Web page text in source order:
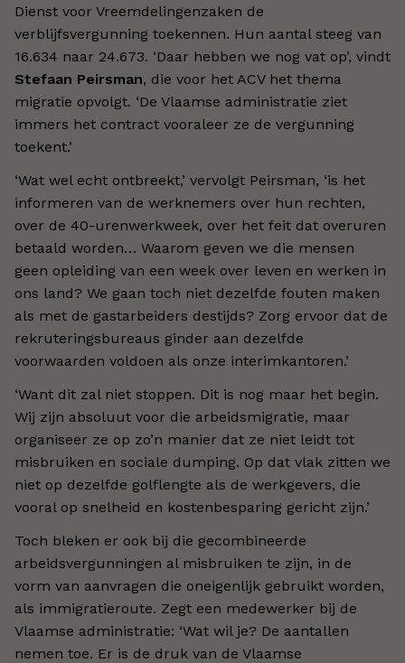
Dienst voor Vreemdelingenzaken de
verblijfsvergunning toekennen. Hun aantal steeg van
16.634 naar 24.673. ‘Daar hebben we nog vat op’, vindt
Stefaan Peirsman, die voor het ACV het thema
migratie opvolgt. ‘De Vlaamse administratie ziet
immers het contract vooraleer ze de vergunning
toekent.’
‘Wat wel echt ontbreekt,’ vervolgt Peirsman, ‘is het
informeren van de werknemers over hun rechten,
over de 40-urenwerkweek, over het feit dat overuren
betaald worden… Waarom geven we die mensen
geen opleiding van een week over leven en werken in
ons land? We gaan toch niet dezelfde fouten maken
als met de gastarbeiders destijds? Zorg ervoor dat de
rekruteringsbureaus ginder aan dezelfde
voorwaarden voldoen als onze interimkantoren.’
‘Want dit zal niet stoppen. Dit is nog maar het begin.
Wij zijn absoluut voor die arbeidsmigratie, maar
organiseer ze op zo’n manier dat ze niet leidt tot
misbruiken en sociale dumping. Op dat vlak zitten we
niet op dezelfde golflengte als de werkgevers, die
vooral op snelheid en kostenbesparing gericht zijn.’
Toch bleken er ook bij die gecombineerde
arbeidsvergunningen al misbruiken te zijn, in de
vorm van aanvragen die oneigenlijk gebruikt worden,
als immigratieroute. Zegt een medewerker bij de
Vlaamse administratie: ‘Wat wil je? De aantallen
nemen toe. Er is de druk van de Vlaamse